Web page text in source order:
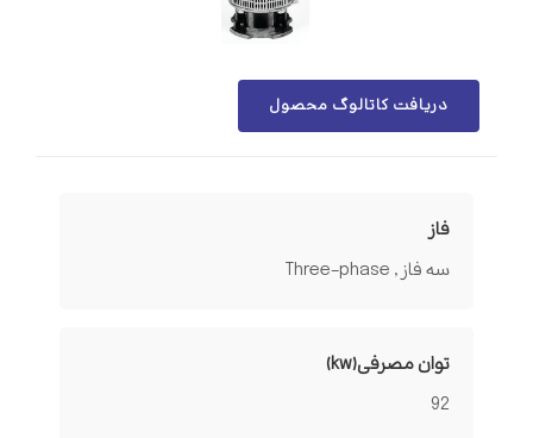
دریافت کاتالوگ محصول
فاز
سه فاز , Three-phase
توان مصرفی(kw)
92